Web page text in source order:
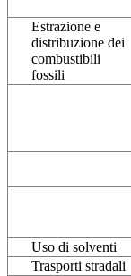
Estrazione e
distribuzione dei
combustibili
fossili
Uso di solventi
Trasporti stradali